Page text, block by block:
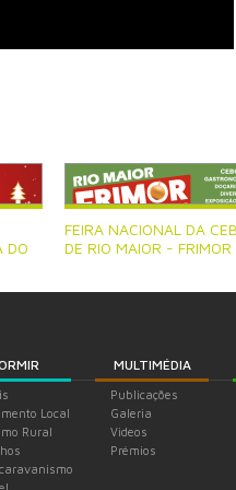
DO
FEIRA NACIONAL DA
DE RIO MAIOR -
Local
Rural
MULTIMÉDIA
Publicações
Galeria
Videos
Prémios